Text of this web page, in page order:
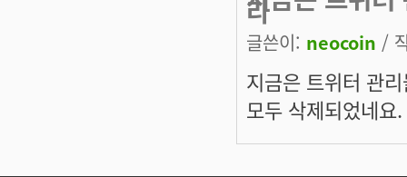
라
글쓴이: neocoin /
지금은 트위터 관
모두 삭제되었네요.